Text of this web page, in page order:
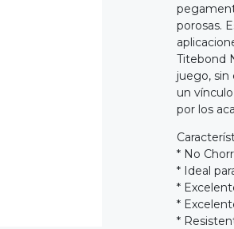
porosas.
Titebond
juego, sin
un
por los
* No
* Ideal
*
*
*